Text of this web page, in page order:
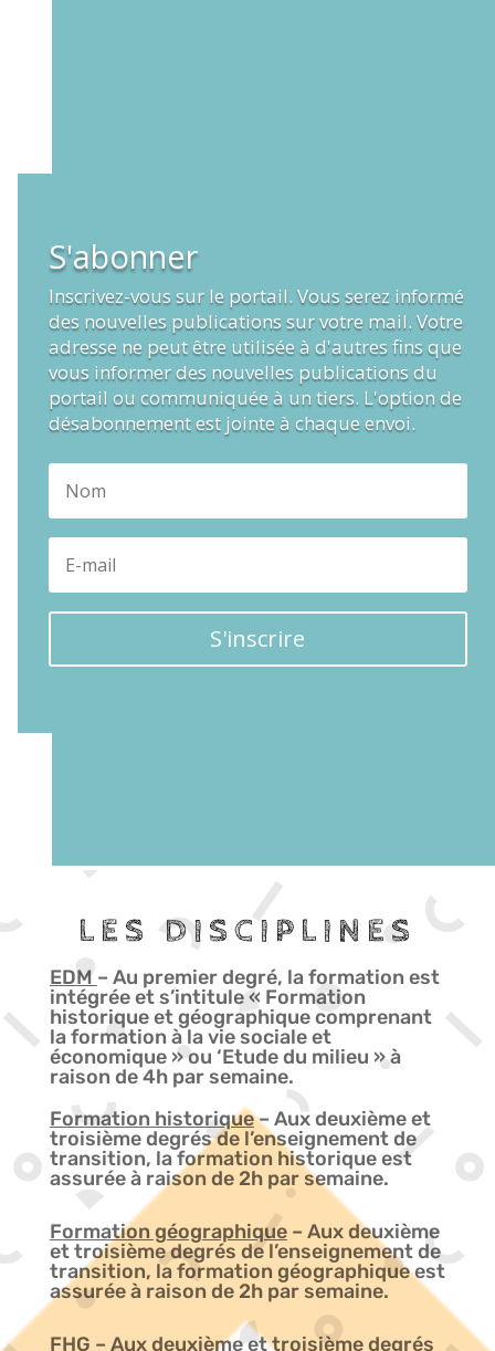
S'abonner
Inscrivez-vous sur le portail. Vous serez informé
des nouvelles publications sur votre mail. Votre
adresse ne peut être utilisée à d'autres fins que
vous informer des nouvelles publications du
portail ou communiquée à un tiers. L'option de
désabonnement est jointe à chaque envoi.
S'inscrire
LES DISCIPLINES
EDM – Au premier degré, la formation est
intégrée et s’intitule « Formation
historique et géographique comprenant
la formation à la vie sociale et
économique » ou ‘Etude du milieu » à
raison de 4h par semaine.
Formation historique– Aux deuxième et
troisième degrés de l’enseignement de
transition, la formation historique est
assurée à raison de 2h par semaine.
Formation géographique– Aux deuxième
et troisième degrés de l’enseignement de
transition, la formation géographique est
assurée à raison de 2h par semaine.
FHG – Aux deuxième et troisième degrés